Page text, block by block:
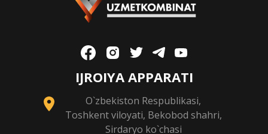
IJROIYA APPARATI
O`zbekiston Respublikasi,
Toshkent viloyati, Bekobod shahri,
Sirdaryo ko`chasi